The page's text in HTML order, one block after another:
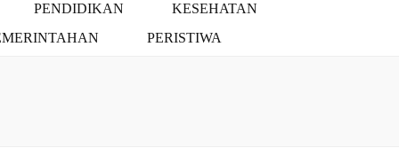
PENDIDIKAN
KESEHATAN
PERISTIWA